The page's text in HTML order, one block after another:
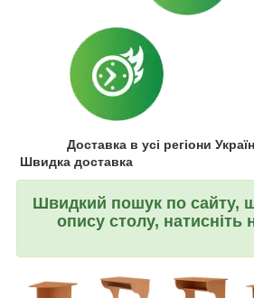
Доставка в усі регіони
Швидка доставка
Швидкий пошук по сайту,
опису столу, натисніть